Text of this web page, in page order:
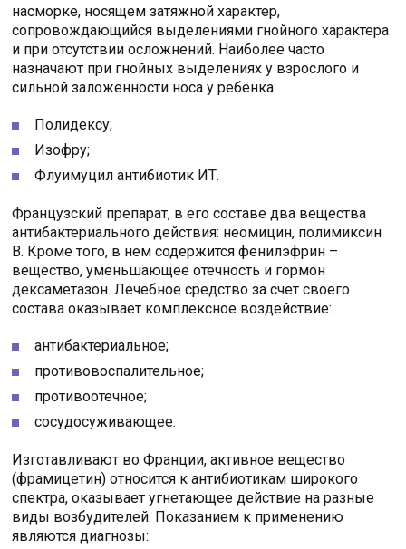
насморке, носящем затяжной характер,
сопровождающийся выделениями гнойного характера
и при отсутствии осложнений. Наиболее часто
назначают при гнойных выделениях у взрослого и
сильной заложенности носа у ребёнка:
Полидексу;
Изофру;
Флуимуцил антибиотик ИТ.
Французский препарат, в его составе два вещества
антибактериального действия: неомицин, полимиксин
В. Кроме того, в нем содержится фенилэфрин –
вещество, уменьшающее отечность и гормон
дексаметазон. Лечебное средство за счет своего
состава оказывает комплексное воздействие:
антибактериальное;
противовоспалительное;
противоотечное;
сосудосуживающее.
Изготавливают во Франции, активное вещество
(фрамицетин) относится к антибиотикам широкого
спектра, оказывает угнетающее действие на разные
виды возбудителей. Показанием к применению
являются диагнозы: